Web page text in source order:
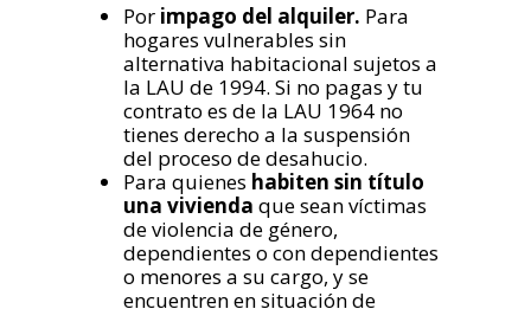
Por impago del alquiler. Para
hogares vulnerables sin
alternativa habitacional sujetos a
la LAU de 1994. Si no pagas y tu
contrato es de la LAU 1964 no
tienes derecho a la suspensión
del proceso de desahucio.
Para quienes habiten sin título
una vivienda que sean víctimas
de violencia de género,
dependientes o con dependientes
o menores a su cargo, y se
encuentren en situación de